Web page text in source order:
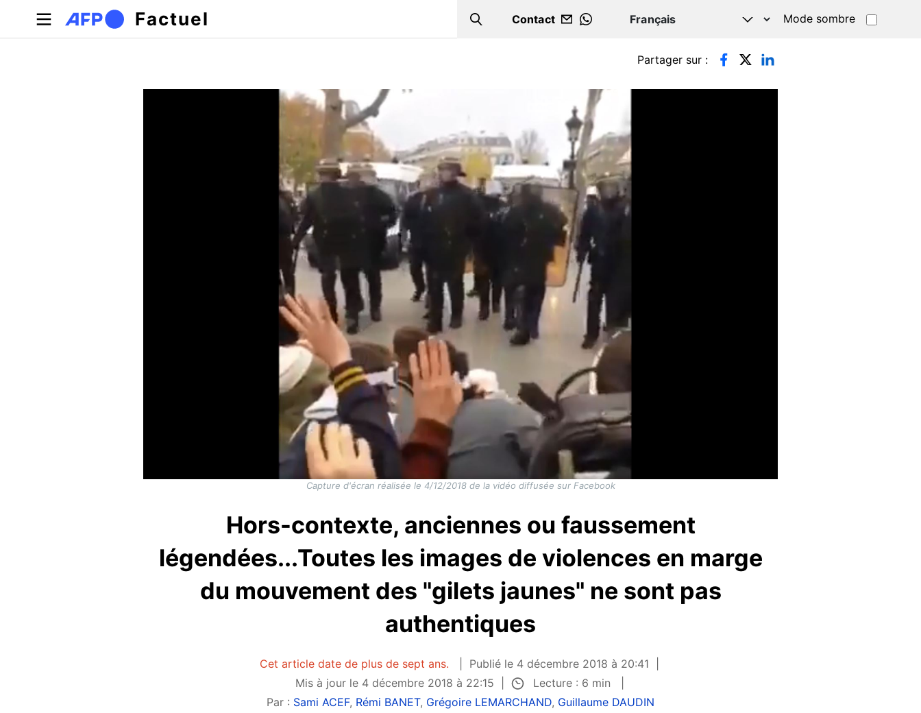
Aller au contenu principal
Factuel Search
Contact
WHATSAPP
Mode sombre
Onglets principaux Partager sur :
Capture d'écran réalisée le 4/12/2018 de la vidéo diffusée sur Facebook
Hors-contexte, anciennes ou faussement
légendées...Toutes les images de violences en marge
du mouvement des "gilets jaunes" ne sont pas
authentiques
Cet article date de plus de sept ans.
Publié le 4 décembre 2018 à 20:41
Mis à jour le 4 décembre 2018 à 22:15
Lecture : 6 min
Par : Sami ACEF, Rémi BANET, Grégoire LEMARCHAND, Guillaume DAUDIN